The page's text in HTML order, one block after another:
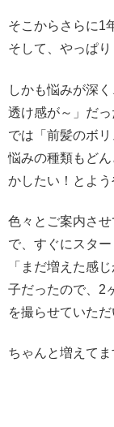
そこからさらに1
そして、やっぱり
しかも悩みが深
透け感が～」だ
では「前髪のボ
悩みの種類もど
かしたい！とよう
色々とご案内さ
で、すぐにスター
「まだ増えた感
子だったので、2
を撮らせていただ
ちゃんと増えてま